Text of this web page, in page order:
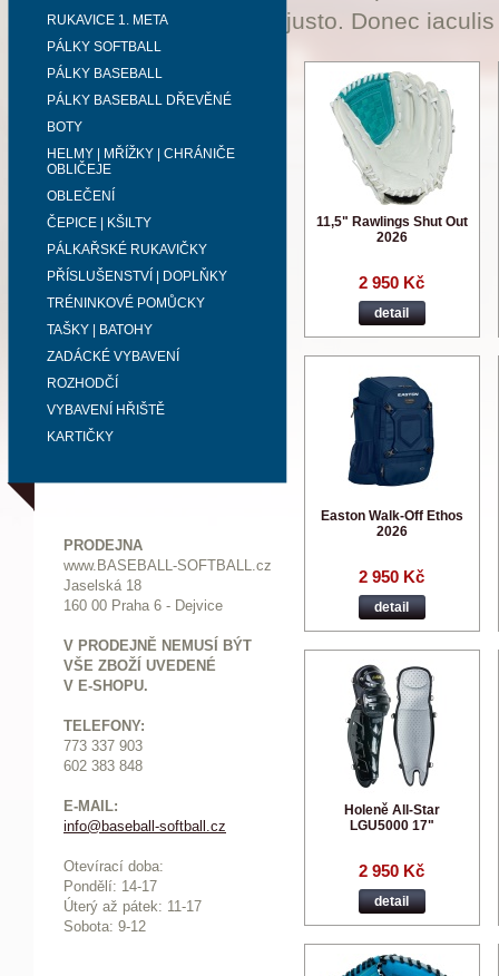
RUKAVICE 1. META
PÁLKY SOFTBALL
PÁLKY BASEBALL
PÁLKY BASEBALL DŘEVĚNÉ
BOTY
HELMY | MŘÍŽKY | CHRÁNIČE
OBLIČEJE
OBLEČENÍ
ČEPICE | KŠILTY
PÁLKAŘSKÉ RUKAVIČKY
PŘÍSLUŠENSTVÍ | DOPLŇKY
TRÉNINKOVÉ POMŮCKY
TAŠKY | BATOHY
ZADÁCKÉ VYBAVENÍ
ROZHODČÍ
VYBAVENÍ HŘIŠTĚ
KARTIČKY
PRODEJNA
www.BASEBALL-SOFTBALL.cz
Jaselská 18
160 00 Praha 6 - Dejvice
V PRODEJNĚ NEMUSÍ BÝT
VŠE ZBOŽÍ UVEDENÉ
V E-SHOPU.
TELEFONY:
773 337 903
602 383 848
E-MAIL:
info@baseball-softball.cz
Otevírací doba:
Pondělí: 14-17
Úterý až pátek: 11-17
Sobota: 9-12
justo. Donec
11,5" Rawlings Shut Out
2026
2 950 Kč
detail
Easton Walk-Off Ethos
2026
2 950 Kč
detail
Holeně All-Star
LGU5000 17"
2 950 Kč
detail